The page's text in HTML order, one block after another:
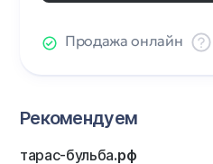
Продажа онлайн
Рекомендуем
тарас-бульба.рф